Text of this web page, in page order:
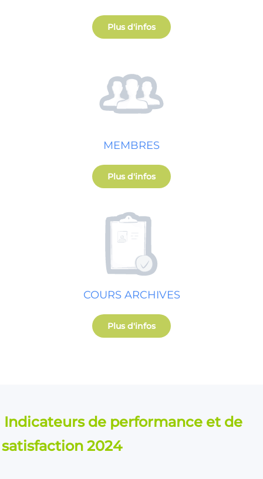
Plus d'infos
MEMBRES
Plus d'infos
COURS ARCHIVES
Plus d'infos
Indicateurs de performance et de
satisfaction 2024